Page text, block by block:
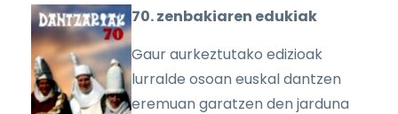
70. zenbakiaren edukiak
Gaur aurkeztutako edizioak
lurralde osoan euskal dantzen
eremuan garatzen den jarduna